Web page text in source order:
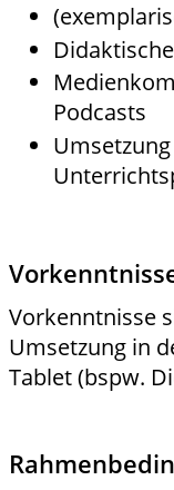
Podcasts
Vorkenntnisse
Umsetzung in
Tablet (bspw.